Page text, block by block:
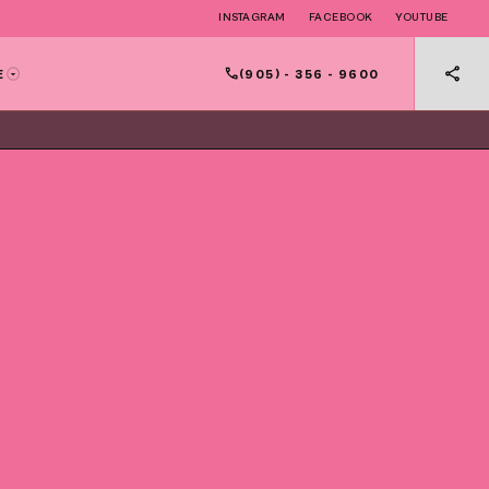
INSTAGRAM FACEBOOK YOUTUBE
(905) - 356 - 9600